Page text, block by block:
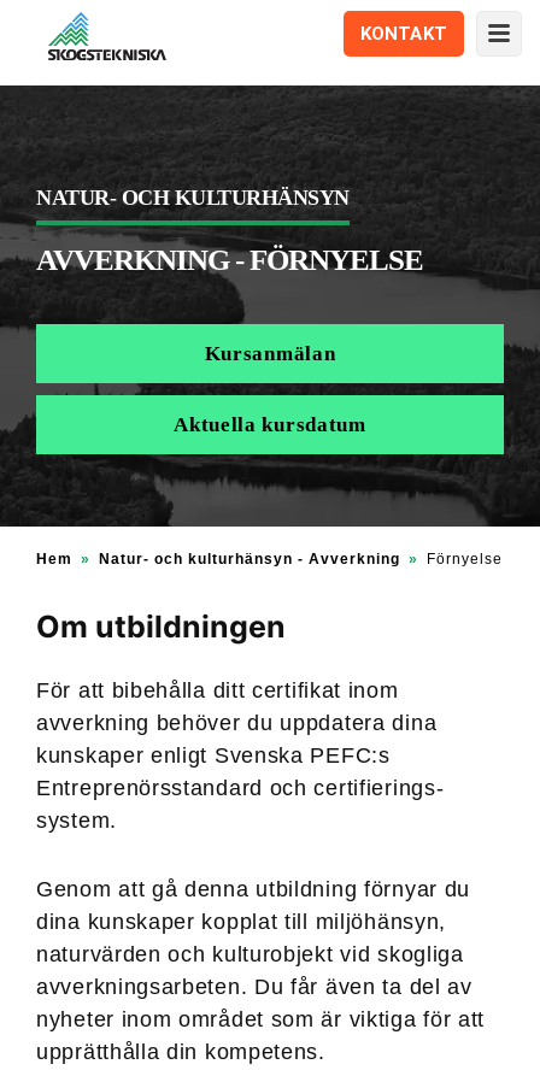
KONTAKT
NATUR- OCH KULTURHÄNSYN
AVVERKNING - FÖRNYELSE
Kursanmälan
Aktuella kursdatum
Hem » Natur- och kulturhänsyn - Avverkning » Förnyelse
Om utbildningen
För att bibehålla ditt certifikat inom
avverkning behöver du uppdatera dina
kunskaper enligt Svenska PEFC:s
Entreprenörs­standard och certifierings­
system.
Genom att gå denna utbildning förnyar du
dina kunskaper kopplat till miljöhänsyn,
naturvärden och kulturobjekt vid skogliga
avverknings­arbeten. Du får även ta del av
nyheter inom området som är viktiga för att
upprätthålla din kompetens.